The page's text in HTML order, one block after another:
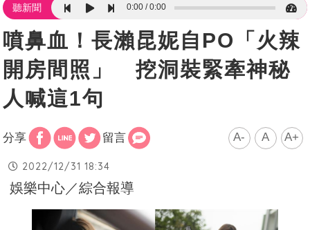
聽新聞 0:00 0:00
噴鼻血！長瀨昆妮自PO「火辣
開房間照」 挖洞裝緊牽神秘
人喊這1句
分享 留言 A- A A+
2022/12/31 18:34
娛樂中心／綜合報導